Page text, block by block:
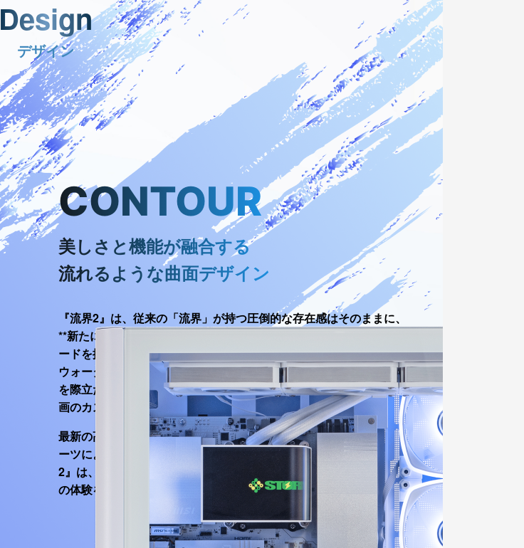
Design
デザイン
CONTOUR
美しさと機能が融合する
流れるような曲面デザイン
『流界2』は、従来の「流界」が持つ圧倒的な存在感はそのままに、
**新たに曲面OLED簡易水冷クーラー、背面コネクタグラフィックボ
ードを搭載**し、冷却性能とデザインを格段に進化させました。
ウォーターブロック部に配された曲面ディスプレイは、内部の美しさ
を際立たせるとともに、PCのステータス表示や、お好みの画像・動
画のカスタマイズ表示に対応しユーザーの個性を表現します。
最新の高性能パーツを最大限に活かす冷却システムと背面コネクタパ
ーツによって配線を限りなくゼロにするデザイン性を両立した『流界
2』は、ゲーミングからクリエイティブまで、あらゆるシーンで最高
の体験を提供いたします。